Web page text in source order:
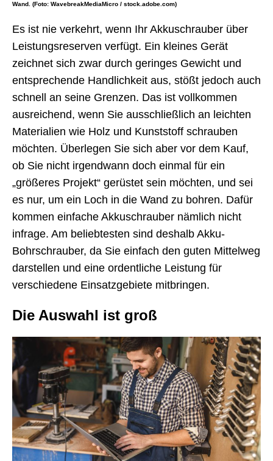
Wand. (Foto: WavebreakMediaMicro / stock.adobe.com)
Es ist nie verkehrt, wenn Ihr Akkuschrauber über
Leistungsreserven verfügt. Ein kleines Gerät
zeichnet sich zwar durch geringes Gewicht und
entsprechende Handlichkeit aus, stößt jedoch auch
schnell an seine Grenzen. Das ist vollkommen
ausreichend, wenn Sie ausschließlich an leichten
Materialien wie Holz und Kunststoff schrauben
möchten. Überlegen Sie sich aber vor dem Kauf,
ob Sie nicht irgendwann doch einmal für ein
„größeres Projekt“ gerüstet sein möchten, und sei
es nur, um ein Loch in die Wand zu bohren. Dafür
kommen einfache Akkuschrauber nämlich nicht
infrage. Am beliebtesten sind deshalb Akku-
Bohrschrauber, da Sie einfach den guten Mittelweg
darstellen und eine ordentliche Leistung für
verschiedene Einsatzgebiete mitbringen.
Die Auswahl ist groß